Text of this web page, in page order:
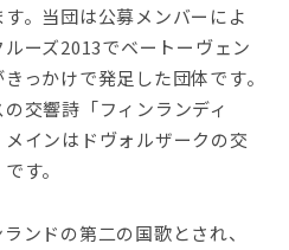
。当団は公募メンバーによ
ーズ2013でベートーヴェン
っかけで発足した団体です。
交響詩「フィンランディ
インはドヴォルザークの交
す。
ンドの第二の国歌とされ、